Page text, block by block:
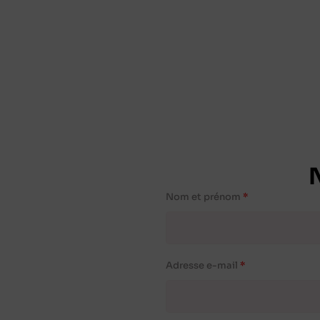
Nom et prénom
Adresse e-mail